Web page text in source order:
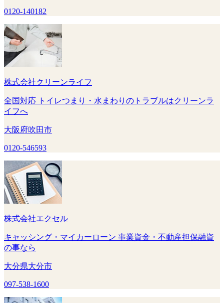
0120-140182
株式会社クリーンライフ
全国対応 トイレつまり・水まわりのトラブルはクリーンラ
イフへ
大阪府吹田市
0120-546593
株式会社エクセル
キャッシング・マイカーローン 事業資金・不動産担保融資
の事なら
大分県大分市
097-538-1600